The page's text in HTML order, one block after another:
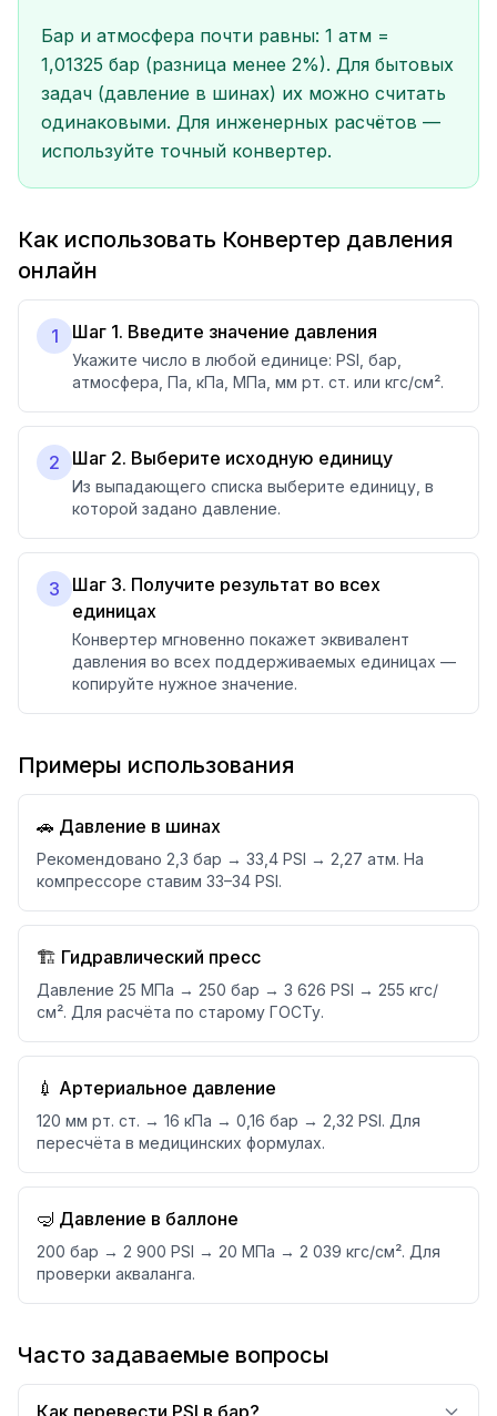
Бар и атмосфера почти равны: 1 атм =
1,01325 бар (разница менее 2%). Для бытовых
задач (давление в шинах) их можно считать
одинаковыми. Для инженерных расчётов —
используйте точный конвертер.
Как использовать Конвертер давления
онлайн
1 Шаг 1. Введите значение давления
Укажите число в любой единице: PSI, бар,
атмосфера, Па, кПа, МПа, мм рт. ст. или кгс/см².
2 Шаг 2. Выберите исходную единицу
Из выпадающего списка выберите единицу, в
которой задано давление.
3
Шаг 3. Получите результат во всех
единицах
Конвертер мгновенно покажет эквивалент
давления во всех поддерживаемых единицах —
копируйте нужное значение.
Примеры использования
🚗 Давление в шинах
Рекомендовано 2,3 бар → 33,4 PSI → 2,27 атм. На
компрессоре ставим 33–34 PSI.
🏗️ Гидравлический пресс
Давление 25 МПа → 250 бар → 3 626 PSI → 255 кгс/
см². Для расчёта по старому ГОСТу.
💉 Артериальное давление
120 мм рт. ст. → 16 кПа → 0,16 бар → 2,32 PSI. Для
пересчёта в медицинских формулах.
🤿 Давление в баллоне
200 бар → 2 900 PSI → 20 МПа → 2 039 кгс/см². Для
проверки акваланга.
Часто задаваемые вопросы
Как перевести PSI в бар?